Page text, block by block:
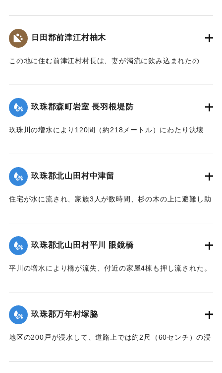
延長500ｍにわたって決壊し、260戸の家屋が流失した。
このような被害に対して宮中から大正天皇の勅使として海江
田侍従らが来訪し、親しく被害者を慰問するとともに、玖珠
この高台は「江上台」と命名され、記念碑がつくられた。
大正十年洪水被害地巡視
勅使海江田侍従展望之處
時大正十年七月一日也
※碑文の画像・翻刻は「デジタル拓本」による。
【出典：『九重町誌』、碑文】
日田郡前津江村柚木
この地に住む前津江村村長は、妻が濁流に飲み込まれたの
しつぶされ村長の両親は押しつぶされ死亡した。
【出典：大分新聞 大正10年6月25日朝刊7面】
｜固有コード:00268368
玖珠郡森町岩室 長羽根堤防
玖珠川の増水により120間（約218メートル）にわたり決壊
た。
【出典：大分新聞 大正10年6月26日朝刊7面】
｜固有コード:00268369
玖珠郡北山田村中津留
住宅が水に流され、家族3人が数時間、杉の木の上に避難し助
｜固有コード:
玖珠郡北山田村平川 眼鏡橋
平川の増水により橋が流失、付近の家屋4棟も押し流された。
｜固有コード:00268371
玖珠郡万年村塚脇
地区の200戸が浸水して、道路上では約2尺（60センチ）の浸